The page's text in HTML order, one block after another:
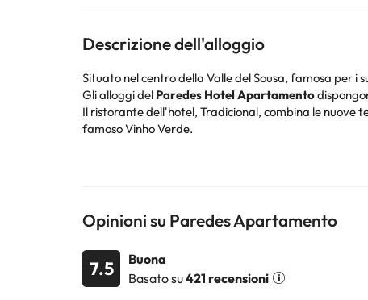
Descrizione dell'alloggio
Situato nel centro della Valle del Sousa, famosa per
Gli alloggi del Paredes Hotel Apartamento
Il ristorante dell'hotel, Tradicional, combina le nuove
famoso Vinho Verde.
Alcuni dei servizi elencati potrebbero essere a
parte della struttura.
Alcuni dei servizi indicati potrebbero essere a
Opinioni su Paredes Apartamento
7.5
Buona
Basato su421 recensioni